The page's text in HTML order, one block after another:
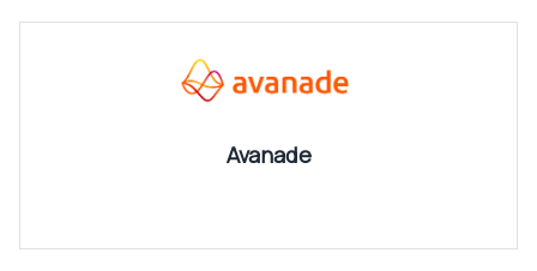
Avanade